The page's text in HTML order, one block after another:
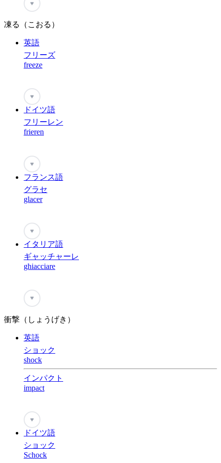
♥
凍る（こおる）
英語
フリーズ
freeze
♥
ドイツ語
フリーレン
frieren
♥
フランス語
グラセ
glacer
♥
イタリア語
ギャッチャーレ
ghiacciare
♥
衝撃（しょうげき）
英語
ショック
shock
インパクト
impact
♥
ドイツ語
ショック
Schock